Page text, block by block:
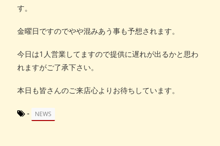
す。
金曜日ですのでやや混みあう事も予想されます。
今日は1人営業してますので提供に遅れが出るかと思わ
れますがご了承下さい。
本日も皆さんのご来店心よりお待ちしています。
- NEWS